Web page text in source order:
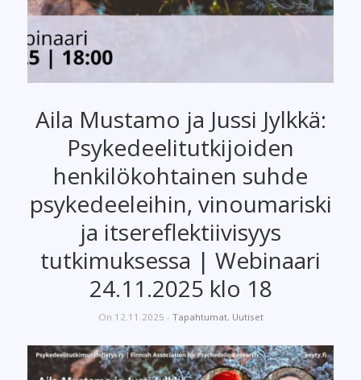
Aila Mustamo ja Jussi Jylkkä:
Psykedeelitutkijoiden
henkilökohtainen suhde
psykedeeleihin, vinoumariski
ja itsereflektiivisyys
tutkimuksessa | Webinaari
24.11.2025 klo 18
On 12.11.2025 - Tapahtumat, Uutiset